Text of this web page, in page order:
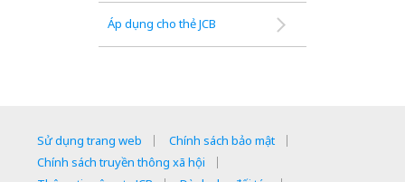
Áp dụng cho thẻ JCB
Sử dụng trang web
Chính sách bảo mật
Chính sách truyền thông xã hội